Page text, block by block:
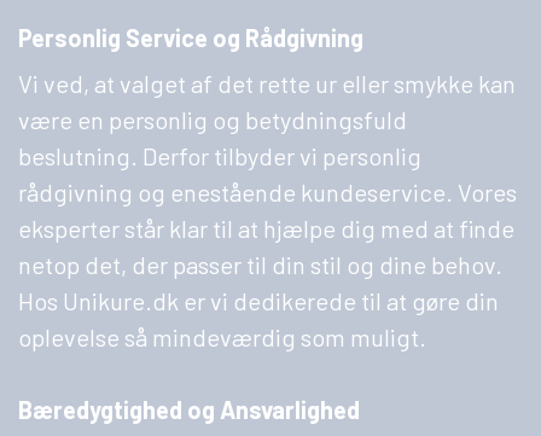
Personlig Service og Rådgivning
Vi ved, at valget af det rette ur eller smykke kan
være en personlig og betydningsfuld
beslutning. Derfor tilbyder vi personlig
rådgivning og enestående kundeservice. Vores
eksperter står klar til at hjælpe dig med at finde
netop det, der passer til din stil og dine behov.
Hos Unikure.dk er vi dedikerede til at gøre din
oplevelse så mindeværdig som muligt.
Bæredygtighed og Ansvarlighed